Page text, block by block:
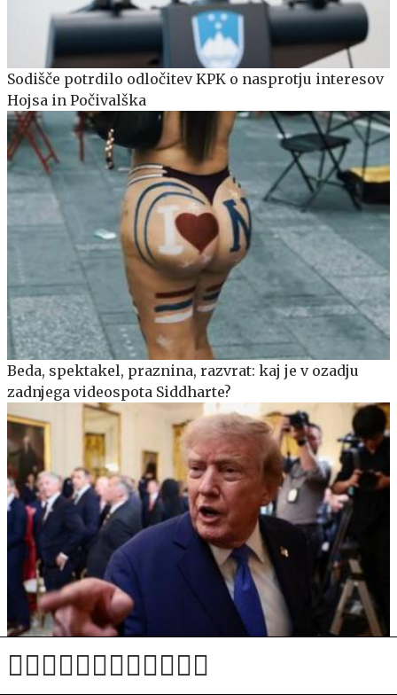
Sodišče potrdilo odločitev KPK o nasprotju interesov
Hojsa in Počivalška
Beda, spektakel, praznina, razvrat: kaj je v ozadju
zadnjega videospota Siddharte?
Trump: Vojna z Iranom se ne bo več dolgo vlekla.